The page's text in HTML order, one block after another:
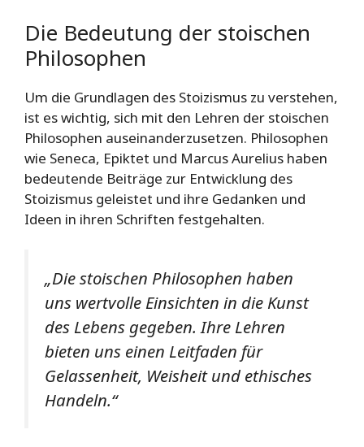
Die Bedeutung der stoischen
Philosophen
Um die Grundlagen des Stoizismus zu verstehen,
ist es wichtig, sich mit den Lehren der stoischen
Philosophen auseinanderzusetzen. Philosophen
wie Seneca, Epiktet und Marcus Aurelius haben
bedeutende Beiträge zur Entwicklung des
Stoizismus geleistet und ihre Gedanken und
Ideen in ihren Schriften festgehalten.
„Die stoischen Philosophen haben
uns wertvolle Einsichten in die Kunst
des Lebens gegeben. Ihre Lehren
bieten uns einen Leitfaden für
Gelassenheit, Weisheit und ethisches
Handeln.“